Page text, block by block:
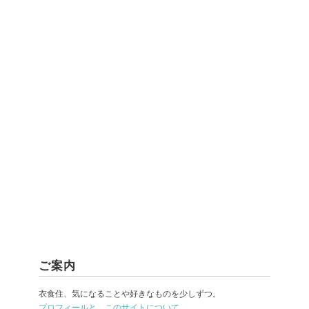
ご案内
衣食住、気になることや好きなものを少しずつ。